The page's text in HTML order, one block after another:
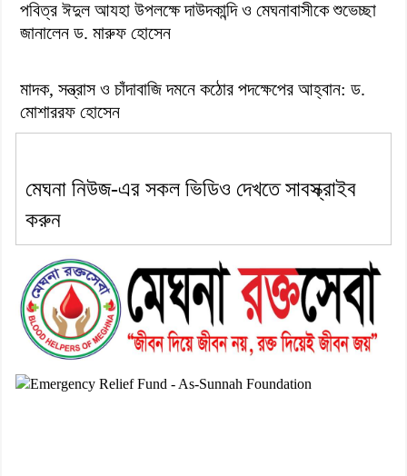
পবিত্র ঈদুল আযহা উপলক্ষে দাউদকান্দি ও মেঘনাবাসীকে শুভেচ্ছা
জানালেন ড. মারুফ হোসেন
মাদক, সন্ত্রাস ও চাঁদাবাজি দমনে কঠোর পদক্ষেপের আহ্বান: ড.
মোশাররফ হোসেন
মেঘনা নিউজ-এর সকল ভিডিও দেখতে সাবস্ক্রাইব
করুন